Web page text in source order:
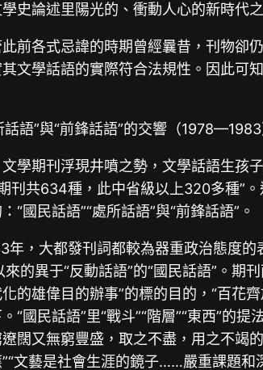
史論述里陽光的、衝動人心的新時代
前各式忌諱的時期曾經曩昔，刊物卻
文學話語的實際符合法規性。因此
話語”與“前鋒話語”的交響（1978—1983
學期刊浮現井噴之勢，文學話語生孩
刊共634種，此中省級以上320多種”
“國民話語”“處所話語”與“前鋒話語”。
年，大都發刊詞都較為器重政治態度
的異于“反動話語”的“國民話語”。
的雄偉目的辦事”的標的目的，“百花
“國民話語”里“戰斗”“階層”“東西”的
闊又無窮豐盛，取之不盡，用之不竭
文藝是社會生涯的鏡子……嚴重課題